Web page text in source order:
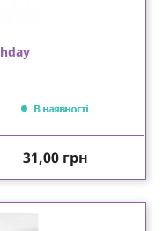
В наявності
Ціна
31,00 грн